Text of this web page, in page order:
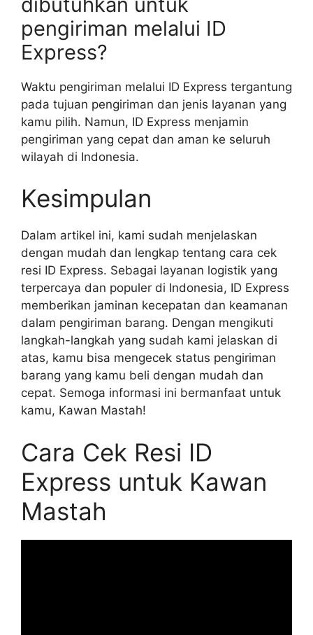
pengiriman melalui ID
Express?
Waktu pengiriman melalui ID Express tergantung
pada tujuan pengiriman dan jenis layanan yang
kamu pilih. Namun, ID Express menjamin
pengiriman yang cepat dan aman ke seluruh
wilayah di Indonesia.
Kesimpulan
Dalam artikel ini, kami sudah menjelaskan
dengan mudah dan lengkap tentang cara cek
resi ID Express. Sebagai layanan logistik yang
terpercaya dan populer di Indonesia, ID Express
memberikan jaminan kecepatan dan keamanan
dalam pengiriman barang. Dengan mengikuti
langkah-langkah yang sudah kami jelaskan di
atas, kamu bisa mengecek status pengiriman
barang yang kamu beli dengan mudah dan
cepat. Semoga informasi ini bermanfaat untuk
kamu, Kawan Mastah!
Cara Cek Resi ID
Express untuk Kawan
Mastah